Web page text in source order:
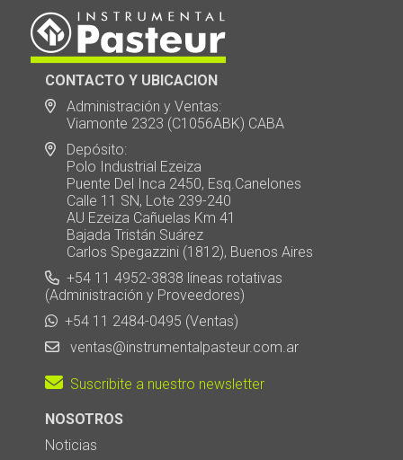
CONTACTO Y UBICACION
Administración y Ventas:
Viamonte 2323 (C1056ABK) CABA
Depósito:
Polo Industrial Ezeiza
Puente Del Inca 2450, Esq.Canelones
Calle 11 SN, Lote 239-240
AU Ezeiza Cañuelas Km 41
Bajada Tristán Suárez
Carlos Spegazzini (1812), Buenos Aires
+54 11 4952-3838 líneas rotativas
(Administración y Proveedores)
+54 11 2484-0495 (Ventas)
ventas@instrumentalpasteur.com.ar
Suscribite a nuestro newsletter
NOSOTROS
Noticias